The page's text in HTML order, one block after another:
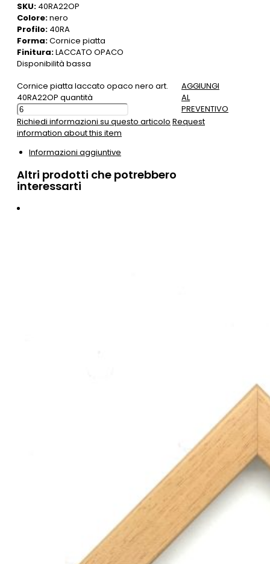
SKU: 40RA22OP
Colore:nero
Profilo: 40RA
Forma:Cornice piatta
Finitura:LACCATO OPACO
Disponibilità bassa
Cornice piatta laccato opaco nero art.
40RA22OP quantità
AGGIUNGI
AL
PREVENTIVO
Richiedi informazioni su questo articolo Request
information about this item
Informazioni aggiuntive
Altri prodotti che potrebbero
interessarti